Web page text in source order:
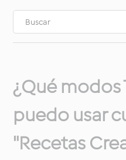
¿Qué
puedo usar
"Recetas